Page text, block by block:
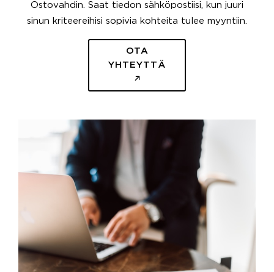
Ostovahdin. Saat tiedon sähköpostiisi, kun juuri
sinun kriteereihisi sopivia kohteita tulee myyntiin.
OTA
YHTEYTTÄ